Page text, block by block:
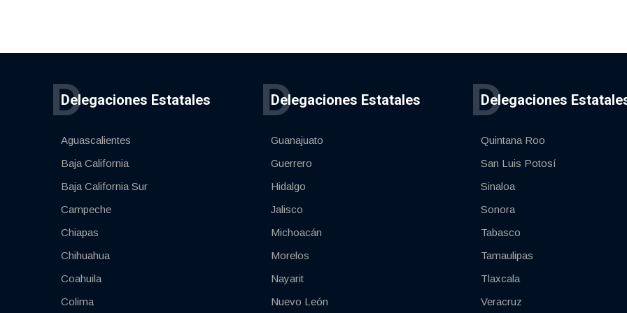
Delegaciones Estatales
D
Aguascalientes
Baja California
Baja California Sur
Campeche
Chiapas
Chihuahua
Coahuila
Colima
Delegaciones Estatales
D
Guanajuato
Guerrero
Hidalgo
Jalisco
Michoacán
Morelos
Nayarit
Nuevo León
Delegaciones
D
Quintana Roo
San Luis Potosí
Sinaloa
Sonora
Tabasco
Tamaulipas
Tlaxcala
Veracruz